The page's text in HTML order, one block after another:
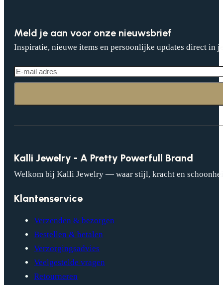
Meld je aan voor onze nieuwsbrief
Inspiratie, nieuwe items en persoonlijke updates direct in
Kalli Jewelry - A Pretty Powerfull Brand
Welkom bij Kalli Jewelry — waar stijl, kracht en
Klantenservice
Verzenden & bezorgen
Bestellen & betalen
Verzorgingsadvies
Veelgestelde vragen
Retourneren